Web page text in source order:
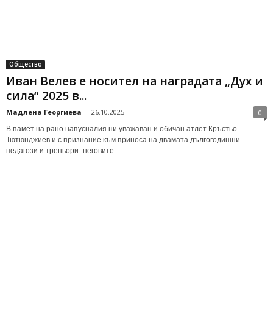
Общество
Иван Велев е носител на наградата „Дух и
сила“ 2025 в...
Мадлена Георгиева - 26.10.2025 0
В памет на рано напусналия ни уважаван и обичан атлет Кръстьо
Тютюнджиев и с признание към приноса на двамата дългогодишни
педагози и треньори -неговите...